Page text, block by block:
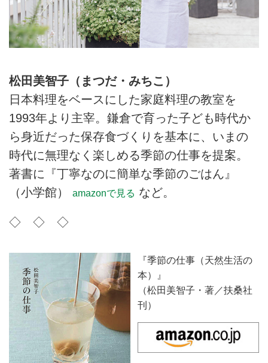
松田美智子（まつだ・みちこ）
日本料理をベースにした家庭料理の教室を
1993年より主宰。鎌倉で育った子ども時代か
ら身近だった保存食づくりを基本に、いまの
時代に無理なく楽しめる季節の仕事を提案。
著書に『丁寧なのに簡単な季節のごはん』
（小学館）
amazonで見る など。
◇ ◇ ◇
『季節の仕事（天然生活の
本）』
（松田美智子・著／扶桑社
刊）